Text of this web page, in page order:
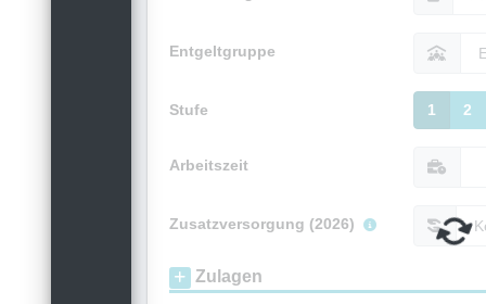
Entgeltgruppe
Stufe 1 2
Arbeitszeit
Zusatzversorgung (2026)
Zulagen